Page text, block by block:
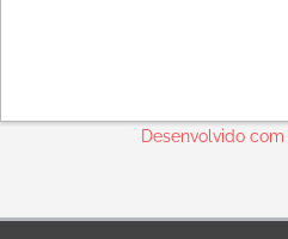
Desenvolvido com